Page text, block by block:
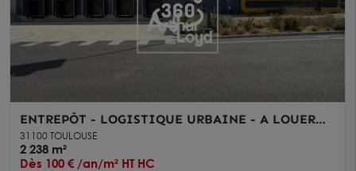
ENTREPÔT - LOGISTIQUE URBAINE - A LOUER
TOULOUSE SUD - QUAIS ET BUREAUX NEUFS
31100 TOULOUSE
2 238 m²
Dès 100 € /an/m² HT HC